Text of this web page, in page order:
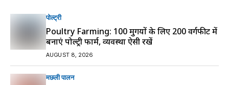
पोल्ट्री
Poultry Farming: 100 मुर्गियों के लिए 200 वर्गफीट में
बनाएं पोल्ट्री फार्म, व्यवस्था ऐसी रखें
AUGUST 8, 2026
मछली पालन